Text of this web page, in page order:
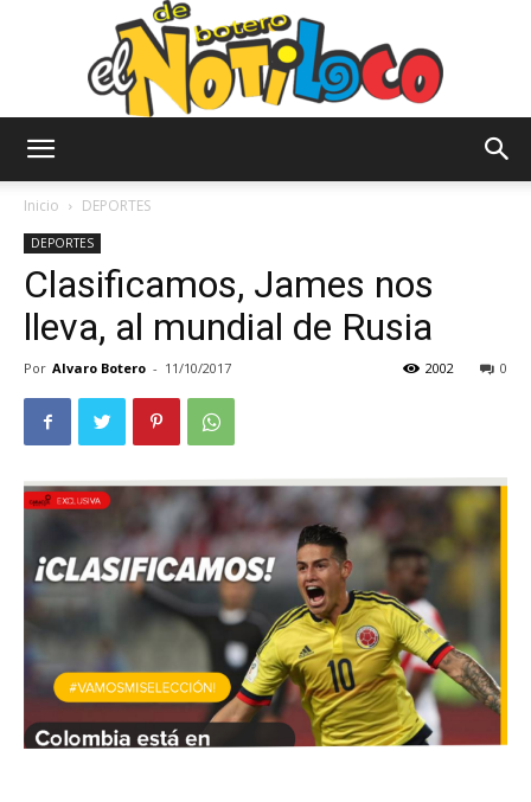
Notiloco
Botero
Inicio DEPORTES
DEPORTES
Clasificamos, James nos
lleva, al mundial de Rusia
Por Alvaro Botero - 11/10/2017 0
2002